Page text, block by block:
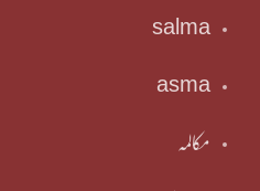
salma
asma
مکالمہ